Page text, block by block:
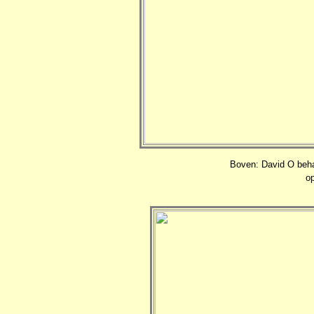
Boven: David O